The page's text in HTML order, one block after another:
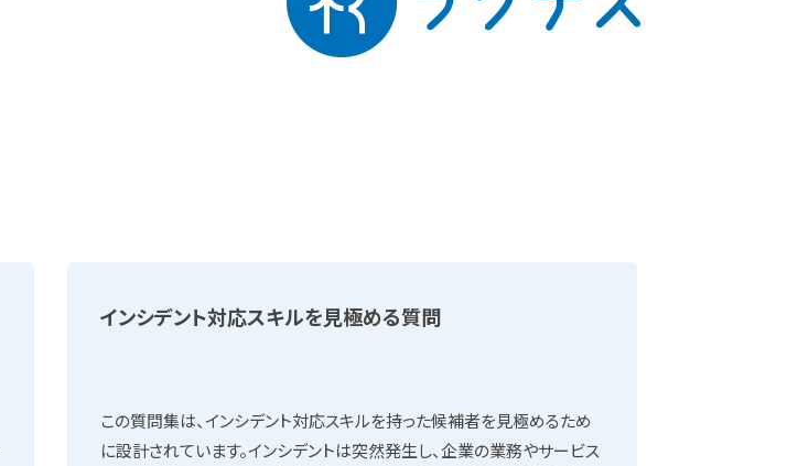
インシデント対応スキルを見極める質問
この質問集は、インシデント対応スキルを持った候補者を見極めるため
に設計されています。インシデントは突然発生し、企業の業務やサービス